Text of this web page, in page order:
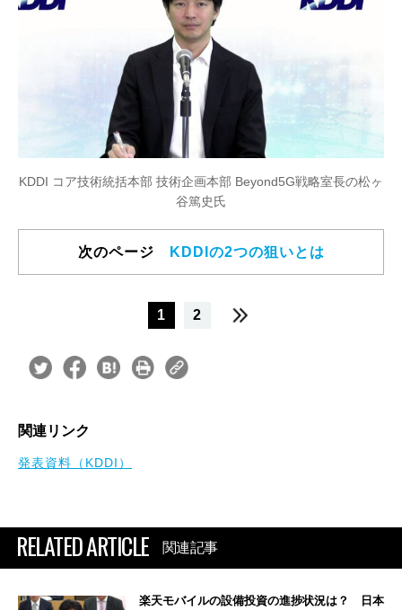
KDDI コア技術統括本部 技術企画本部 Beyond5G戦略室長の松ヶ
谷篤史氏
次のページ KDDIの2つの狙いとは
1 2
関連リンク
発表資料（KDDI）
RELATED ARTICLE 関連記事
楽天モバイルの設備投資の進捗状況は？ 日本